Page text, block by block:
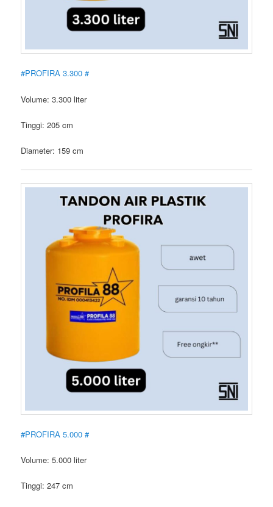
#PROFIRA 3.300 #
Volume: 3.300 liter
Tinggi: 205 cm
Diameter: 159 cm
#PROFIRA 5.000 #
Volume: 5.000 liter
Tinggi: 247 cm